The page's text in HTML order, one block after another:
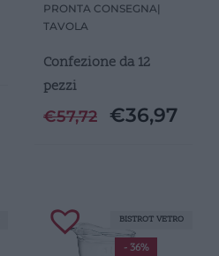
PRONTA CONSEGNA|
TAVOLA
Confezione da 12
pezzi
€57,72 €36,97
- 36%
BISTROT VETRO